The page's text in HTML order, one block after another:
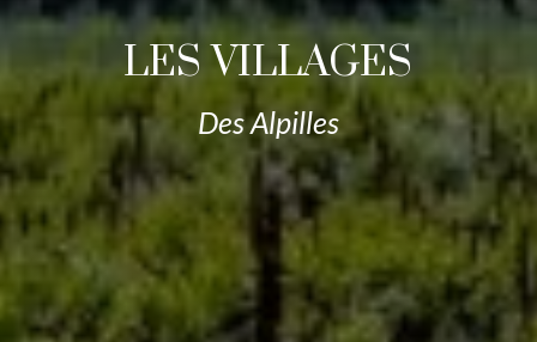
LES VILLAGES
Des Alpilles